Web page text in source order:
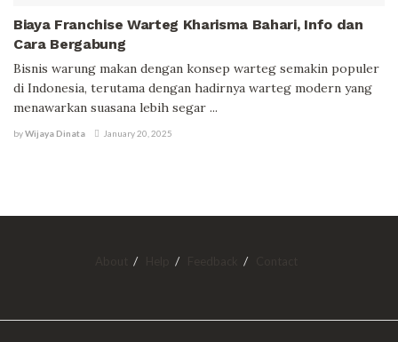
Biaya Franchise Warteg Kharisma Bahari, Info dan
Cara Bergabung
Bisnis warung makan dengan konsep warteg semakin populer
di Indonesia, terutama dengan hadirnya warteg modern yang
menawarkan suasana lebih segar ...
byWijaya Dinata January 20, 2025